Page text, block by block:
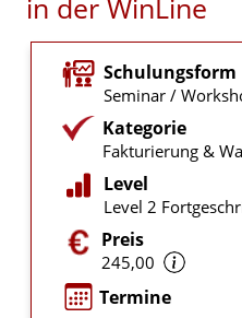
in der WinLine
Schulungsform
Seminar /
Kategorie
Fakturierung &
Level
Level 2
Preis
245,00
Termine